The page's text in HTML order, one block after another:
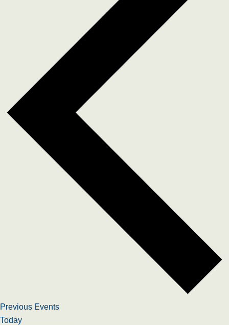
Previous Events
Today